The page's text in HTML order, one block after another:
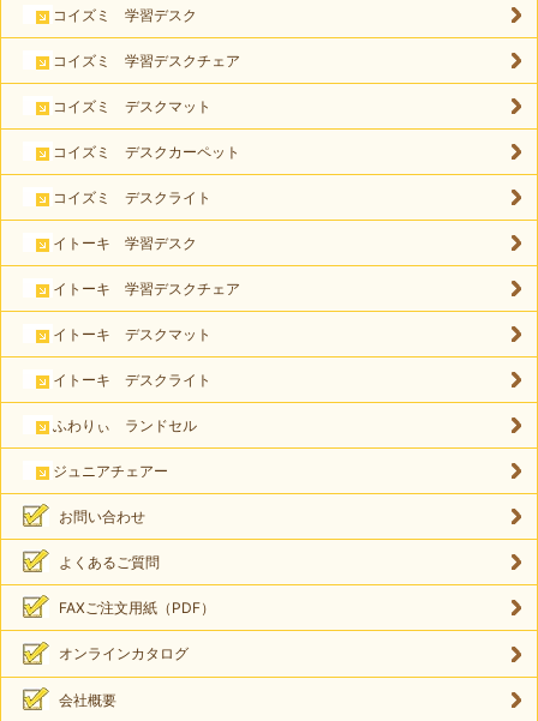
コイズミ 学習デスク
コイズミ 学習デスクチェア
コイズミ デスクマット
コイズミ デスクカーペット
コイズミ デスクライト
イトーキ 学習デスク
イトーキ 学習デスクチェア
イトーキ デスクマット
イトーキ デスクライト
ふわりぃ ランドセル
ジュニアチェアー
お問い合わせ
よくあるご質問
FAXご注文用紙（PDF）
オンラインカタログ
会社概要